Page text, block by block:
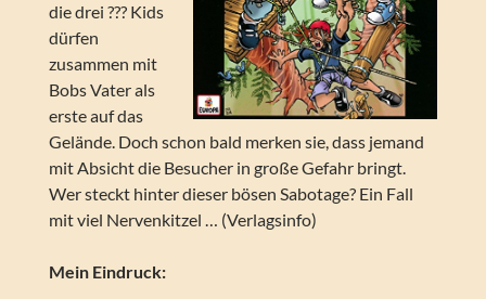
die drei ??? Kids
dürfen
zusammen mit
Bobs Vater als
erste auf das
Gelände. Doch schon bald merken sie, dass jemand
mit Absicht die Besucher in große Gefahr bringt.
Wer steckt hinter dieser bösen Sabotage? Ein Fall
mit viel Nervenkitzel … (Verlagsinfo)
Mein Eindruck: